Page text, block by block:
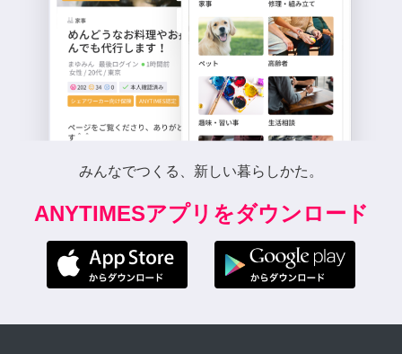
みんなでつくる、新しい暮らしかた。
ANYTIMESアプリをダウンロード